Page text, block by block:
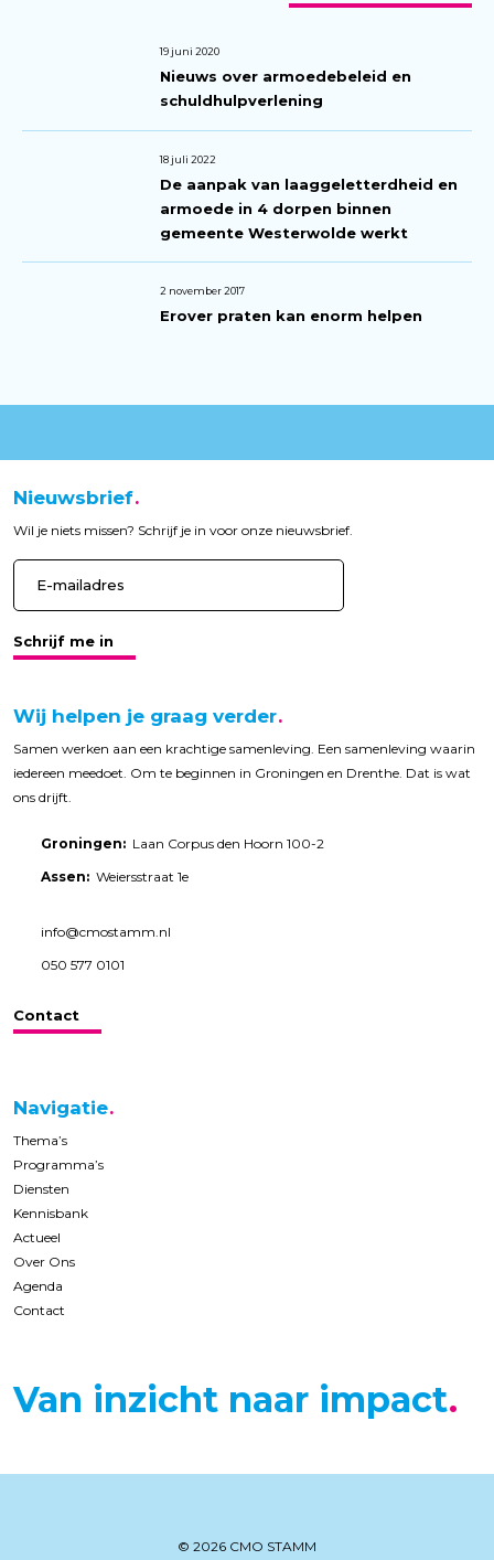
19 juni 2020
Nieuws over armoedebeleid en
schuldhulpverlening
18 juli 2022
De aanpak van laaggeletterdheid en
armoede in 4 dorpen binnen
gemeente Westerwolde werkt
2 november 2017
Erover praten kan enorm helpen
Wij helpen je graag verder
Samen werken aan een krachtige samenleving. Een samenleving waarin
iedereen meedoet. Om te beginnen in Groningen en Drenthe. Dat is wat
ons drijft.
Groningen: Laan Corpus den Hoorn 100-2
Assen: Weiersstraat 1e
info@cmostamm.nl
050 577 0101
Contact
Navigatie
Thema’s
Programma’s
Diensten
Kennisbank
Actueel
Over Ons
Agenda
Contact
Nieuwsbrief
Wil je niets missen? Schrijf je in voor onze nieuwsbrief.
Schrijf me in
Van inzicht naar impact
© 2026 CMO STAMM